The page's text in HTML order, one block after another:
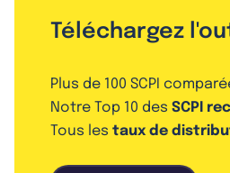
Téléchargez
Plus de 100 SCPI
Notre Top 10 des SCPI
Tous les taux de